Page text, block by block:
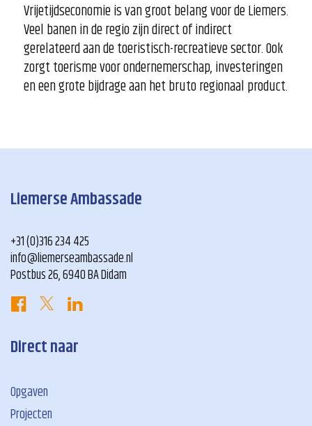
Vrijetijdseconomie is van groot belang voor de Liemers.
Veel banen in de regio zijn direct of indirect
gerelateerd aan de toeristisch-recreatieve sector. Ook
zorgt toerisme voor ondernemerschap, investeringen
en een grote bijdrage aan het bruto regionaal product.
Liemerse Ambassade
+31 (0)316 234 425
info@liemerseambassade.nl
Postbus 26, 6940 BA Didam
Direct naar
Opgaven
Projecten